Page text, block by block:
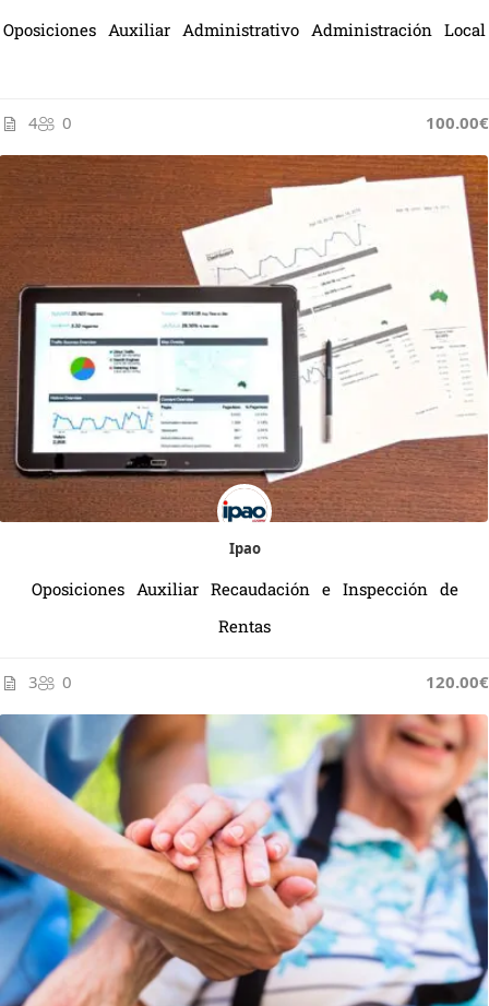
Oposiciones Auxiliar Administrativo Administración Local
4 0 100.00€
Ipao
Oposiciones Auxiliar Recaudación e Inspección de
Rentas
3 0 120.00€